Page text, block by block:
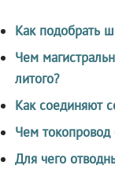
Как подобрать
Чем
литого?
Как соединяют
Чем токопровод
Для чего